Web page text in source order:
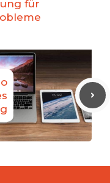
für